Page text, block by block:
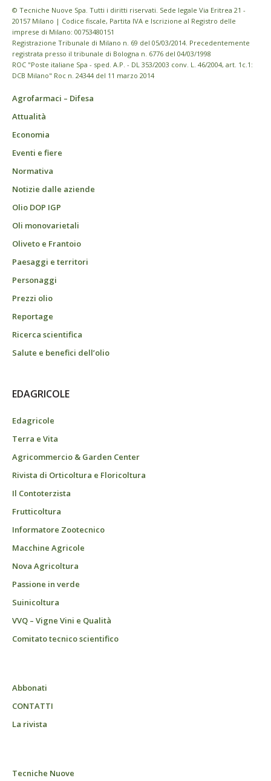
© Tecniche Nuove Spa. Tutti i diritti riservati. Sede legale Via Eritrea 21 -
20157 Milano | Codice fiscale, Partita IVA e Iscrizione al Registro delle
imprese di Milano: 00753480151
Registrazione Tribunale di Milano n. 69 del 05/03/2014. Precedentemente
registrata presso il tribunale di Bologna n. 6776 del 04/03/1998
ROC "Poste italiane Spa - sped. A.P. - DL 353/2003 conv. L. 46/2004, art. 1c.1:
DCB Milano" Roc n. 24344 del 11 marzo 2014
Agrofarmaci – Difesa
Attualità
Economia
Eventi e fiere
Normativa
Notizie dalle aziende
Olio DOP IGP
Oli monovarietali
Oliveto e Frantoio
Paesaggi e territori
Personaggi
Prezzi olio
Reportage
Ricerca scientifica
Salute e benefici dell’olio
EDAGRICOLE
Edagricole
Terra e Vita
Agricommercio & Garden Center
Rivista di Orticoltura e Floricoltura
Il Contoterzista
Frutticoltura
Informatore Zootecnico
Macchine Agricole
Nova Agricoltura
Passione in verde
Suinicoltura
VVQ – Vigne Vini e Qualità
Comitato tecnico scientifico
Abbonati
CONTATTI
La rivista
Tecniche Nuove